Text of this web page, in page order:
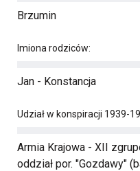
Brzumin
Imiona rodziców:
Jan - Konstancja
Udział w konspiracji 1939-
Armia Krajowa - XII
oddział por. "Gozdawy"